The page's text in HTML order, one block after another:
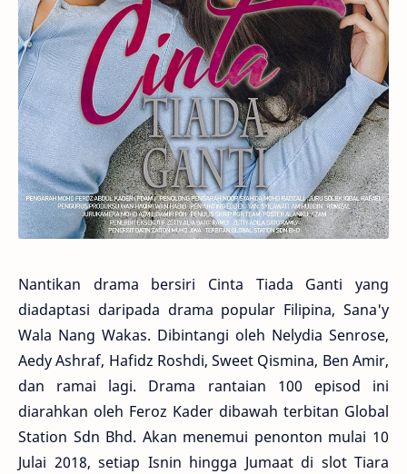
Nantikan drama bersiri Cinta Tiada Ganti yang
diadaptasi daripada drama popular Filipina, Sana'y
Wala Nang Wakas. Dibintangi oleh Nelydia Senrose,
Aedy Ashraf, Hafidz Roshdi, Sweet Qismina, Ben Amir,
dan ramai lagi. Drama rantaian 100 episod ini
diarahkan oleh Feroz Kader dibawah terbitan Global
Station Sdn Bhd. Akan menemui penonton mulai 10
Julai 2018, setiap Isnin hingga Jumaat di slot Tiara